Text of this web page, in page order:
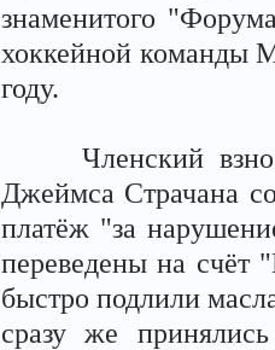
знаменитого
хоккейной команды
году.
Членский взнос
Джеймса Страчана
платёж "за
переведены на счёт
быстро подлили
сразу же